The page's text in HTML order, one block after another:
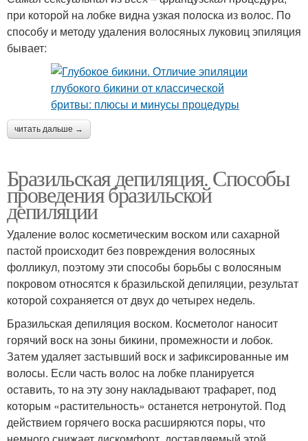
при которой на лобке видна узкая полоска из волос. По
способу и методу удаления волосяных луковиц эпиляция
бывает:
читать дальше →
Бразильская депиляция. Способы
проведения бразильской
депиляции
Удаление волос косметическим воском или сахарной
пастой происходит без повреждения волосяных
фолликул, поэтому эти способы борьбы с волосяным
покровом относятся к бразильской депиляции, результат
которой сохраняется от двух до четырех недель.
Бразильская депиляция воском. Косметолог наносит
горячий воск на зоны бикини, промежности и лобок.
Затем удаляет застывший воск и зафиксированные им
волосы. Если часть волос на лобке планируется
оставить, то на эту зону накладывают трафарет, под
которым «растительность» останется нетронутой. Под
действием горячего воска расширяются поры, что